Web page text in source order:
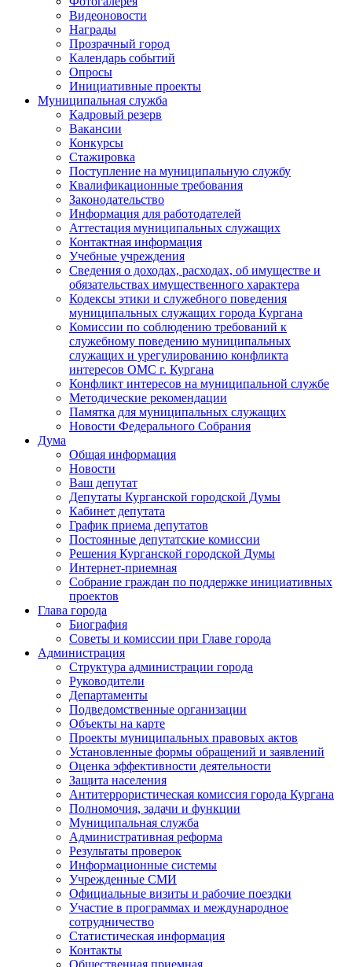
Видеоновости
Награды
Прозрачный город
Календарь событий
Опросы
Инициативные проекты
Муниципальная служба
Кадровый резерв
Вакансии
Конкурсы
Стажировка
Поступление на муниципальную службу
Квалификационные требования
Законодательство
Информация для работодателей
Аттестация муниципальных служащих
Контактная информация
Учебные учреждения
Сведения о доходах, расходах, об имуществе и
обязательствах имущественного характера
Кодексы этики и служебного поведения
муниципальных служащих города Кургана
Комиссии по соблюдению требований к
служебному поведению муниципальных
служащих и урегулированию конфликта
интересов ОМС г. Кургана
Конфликт интересов на муниципальной службе
Методические рекомендации
Памятка для муниципальных служащих
Новости Федерального Cобрания
Дума
Общая информация
Новости
Ваш депутат
Депутаты Курганской городской Думы
Кабинет депутата
График приема депутатов
Постоянные депутатские комиссии
Решения Курганской городской Думы
Интернет-приемная
Собрание граждан по поддержке инициативных
проектов
Глава города
Биография
Советы и комиссии при Главе города
Администрация
Структура администрации города
Руководители
Департаменты
Подведомственные организации
Объекты на карте
Проекты муниципальных правовых актов
Установленные формы обращений и заявлений
Оценка эффективности деятельности
Защита населения
Антитеррористическая комиссия города Кургана
Полномочия, задачи и функции
Муниципальная служба
Административная реформа
Результаты проверок
Информационные системы
Учрежденные СМИ
Официальные визиты и рабочие поездки
Участие в программах и международное
сотрудничество
Статистическая информация
Контакты
Общественная приемная